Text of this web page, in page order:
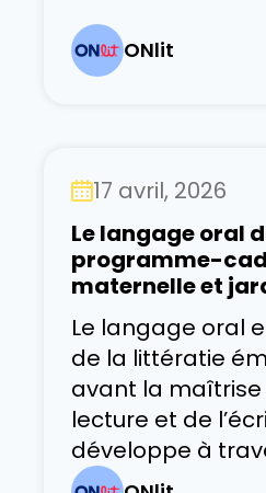
quelques mots
familiale avant
langues sont
l’objectif
ONlit
17 avril, 2026
Le langage oral
programme-
maternelle et
Ontario
Le langage oral
de la littératie
avant la
lecture et de
développe à
conversations,